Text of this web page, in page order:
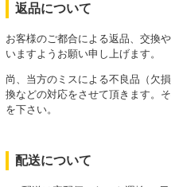
返品について
お客様のご都合による返品、交換
いますようお願い申し上げます。
尚、当方のミスによる不良品（欠
換などの対応をさせて頂きます。
を下さい。
配送について